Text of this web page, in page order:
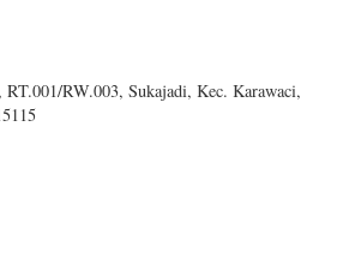
RW.003, Sukajadi, Kec. Karawaci,